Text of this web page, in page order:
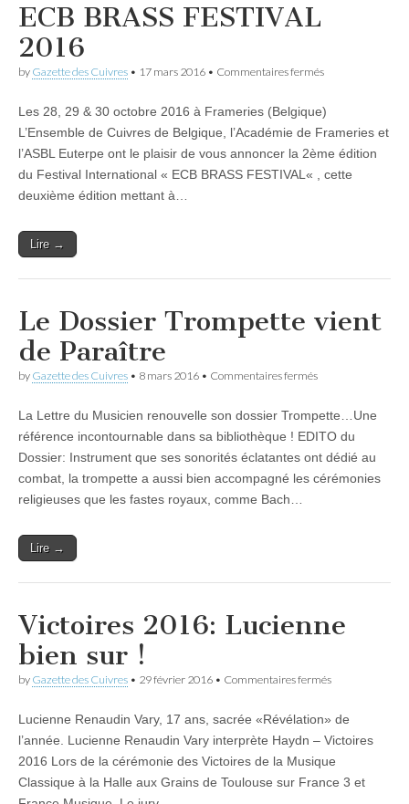
ECB BRASS FESTIVAL
2016
by Gazette des Cuivres • 17 mars 2016 • Commentaires ferméssur
FESTIVAL
2016
Les 28, 29 & 30 octobre 2016 à Frameries (Belgique)
L’Ensemble de Cuivres de Belgique, l’Académie de Frameries et
l’ASBL Euterpe ont le plaisir de vous annoncer la 2ème édition
du Festival International « ECB BRASS FESTIVAL« , cette
deuxième édition mettant à…
Lire →
Le Dossier Trompette vient
de Paraître
by Gazette des Cuivres • 8 mars 2016 • Commentaires ferméssur
Trompette
vient
Paraître
La Lettre du Musicien renouvelle son dossier Trompette…Une
référence incontournable dans sa bibliothèque ! EDITO du
Dossier: Instrument que ses sonorités éclatantes ont dédié au
combat, la trompette a aussi bien accompagné les cérémonies
religieuses que les fastes royaux, comme Bach…
Lire →
Victoires 2016: Lucienne
bien sur !
by Gazette des Cuivres • 29 février 2016 • Commentaires ferméssur
Lucienne
bien
!
Lucienne Renaudin Vary, 17 ans, sacrée «Révélation» de
l’année. Lucienne Renaudin Vary interprète Haydn – Victoires
2016 Lors de la cérémonie des Victoires de la Musique
Classique à la Halle aux Grains de Toulouse sur France 3 et